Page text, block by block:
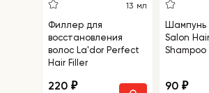
13 мл
Филлер для
восстановления
волос La'dor Perfect
Hair Filler
220 ₽
Шампунь
Salon
Shampoo
90 ₽